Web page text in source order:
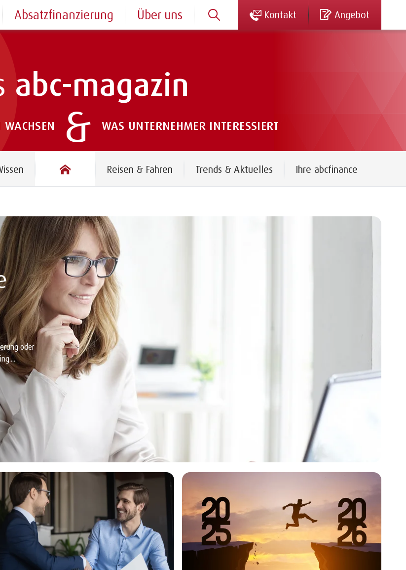
abc-magazin
& WAS UNTERNEHMER INTERESSIERT
das abc-magazinReisen & Fahren Trends & Aktuelles Ihre abcfinance
oder
Absatzfinanzierung Über uns Kontakt Angebot